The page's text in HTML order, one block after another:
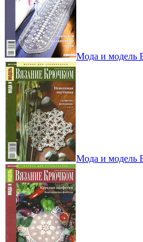
Мода и модель
Мода и модель